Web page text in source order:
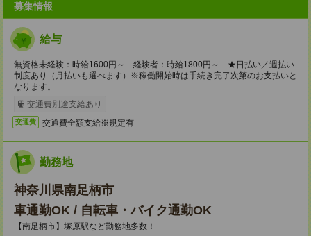
募集情報
給与
無資格未経験：時給1600円～ 経験者：時給1800円～ ★日払い／週払い
制度あり（月払いも選べます）※稼働開始時は手続き完了次第のお支払いと
なります。
交通費別途支給あり
交通費 交通費全額支給※規定有
勤務地
神奈川県南足柄市
車通勤OK / 自転車・バイク通勤OK
【南足柄市】塚原駅など勤務地多数！